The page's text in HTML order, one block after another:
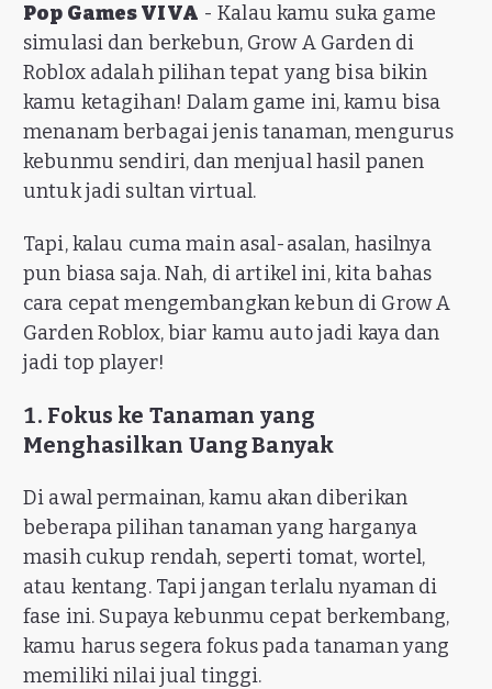
Pop Games VIVA - Kalau kamu suka game
simulasi dan berkebun, Grow A Garden di
Roblox adalah pilihan tepat yang bisa bikin
kamu ketagihan! Dalam game ini, kamu bisa
menanam berbagai jenis tanaman, mengurus
kebunmu sendiri, dan menjual hasil panen
untuk jadi sultan virtual.
Tapi, kalau cuma main asal-asalan, hasilnya
pun biasa saja. Nah, di artikel ini, kita bahas
cara cepat mengembangkan kebun di Grow A
Garden Roblox, biar kamu auto jadi kaya dan
jadi top player!
1. Fokus ke Tanaman yang
Menghasilkan Uang Banyak
Di awal permainan, kamu akan diberikan
beberapa pilihan tanaman yang harganya
masih cukup rendah, seperti tomat, wortel,
atau kentang. Tapi jangan terlalu nyaman di
fase ini. Supaya kebunmu cepat berkembang,
kamu harus segera fokus pada tanaman yang
memiliki nilai jual tinggi.